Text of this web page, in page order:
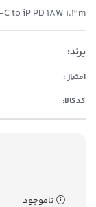
to iP PD 18W 1.3m
برند:
امتیاز :
کدکالا:
ناموجود